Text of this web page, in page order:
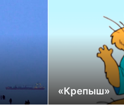
«Крепыш»